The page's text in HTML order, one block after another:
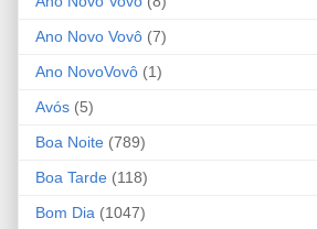
Ano Novo Vovô (7)
Ano NovoVovô (1)
Avós (5)
Boa Noite (789)
Boa Tarde (118)
Bom Dia (1047)